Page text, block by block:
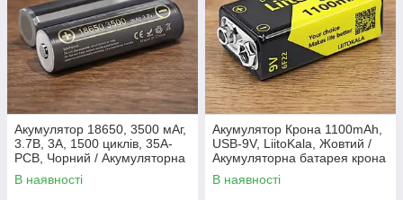
Акумулятор 18650, 3500 мАг,
3.7В, 3A, 1500 циклів, 35A-
PCB, Чорний / Акумуляторна
батарейка пальчикова /
Літієвий акумулятор
В наявності
Акумулятор Крона 1100mAh,
USB-9V, LiitoKala, Жовтий /
Акумуляторна батарея крона
В наявності